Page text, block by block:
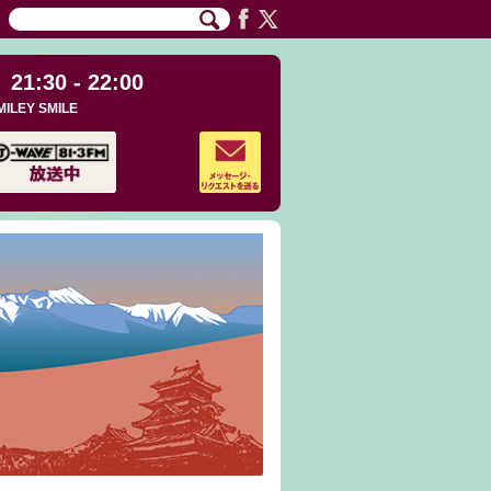
21:30 - 22:00
SMILE